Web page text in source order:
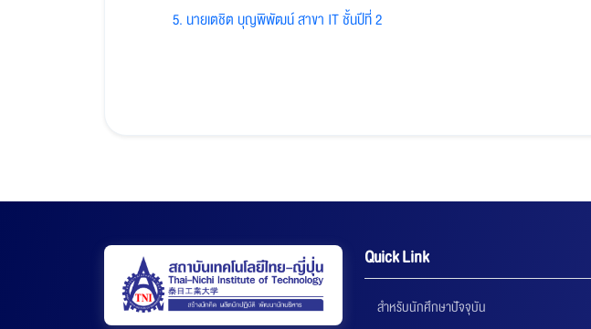
5. นายเตชิต บุญพิพัฒน์ สาขา IT ชั้นปีที่ 2
Quick Link
สำหรับนักศึกษาปัจจุบัน